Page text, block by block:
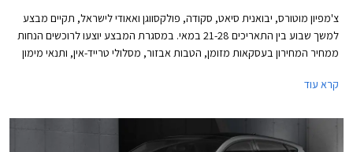
צ'מפיון מוטורס, יבואנית סיאט, סקודה, פולקסווגן ואאודי לישראל, תקיים מבצע
למשך שבוע בין התאריכים 21-28 במאי. במסגרת המבצע יוצעו לרוכשים הנחות
ממחיר המחירון בעסקאות מזומן, הטבות אבזור, מסלולי טרייד-אין, ותנאי מימון
קרא עוד